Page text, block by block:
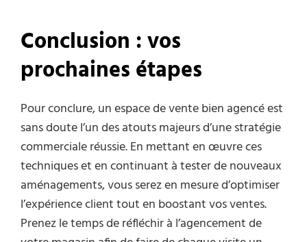
Conclusion : vos
prochaines étapes
Pour conclure, un espace de vente bien agencé est
sans doute l’un des atouts majeurs d’une stratégie
commerciale réussie. En mettant en œuvre ces
techniques et en continuant à tester de nouveaux
aménagements, vous serez en mesure d’optimiser
l’expérience client tout en boostant vos ventes.
Prenez le temps de réfléchir à l’agencement de